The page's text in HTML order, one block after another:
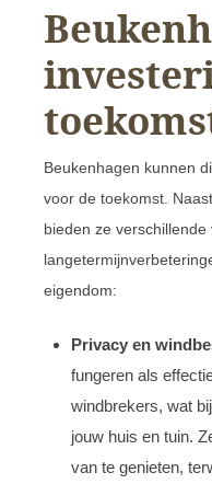
Beukenhagen kunnen
voor de toekomst.
bieden ze verschillende
eigendom:
Privacy en
fungeren als
windbrekers, wat
jouw huis en tuin.
van te genieten,